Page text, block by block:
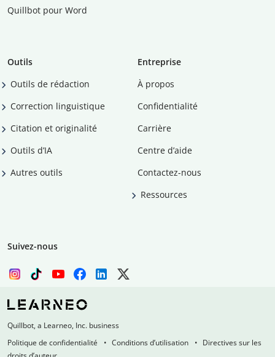
Quillbot pour Word
Outils
Outils de rédaction
Correction linguistique
Citation et originalité
Outils d’IA
Autres outils
Entreprise
À propos
Confidentialité
Carrière
Centre d’aide
Contactez-nous
Ressources
Suivez-nous
Quillbot, a Learneo, Inc. business
Politique de confidentialité
Conditions d’utilisation
Directives sur les